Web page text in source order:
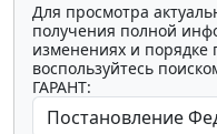
Для просмотра
получения полной
изменениях и порядке
воспользуйтесь
ГАРАНТ: